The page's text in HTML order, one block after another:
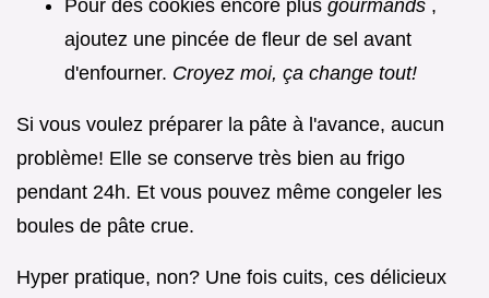
Pour des cookies encore plus gourmands ,
ajoutez une pincée de fleur de sel avant
d'enfourner. Croyez moi, ça change tout!
Si vous voulez préparer la pâte à l'avance, aucun
problème! Elle se conserve très bien au frigo
pendant 24h. Et vous pouvez même congeler les
boules de pâte crue.
Hyper pratique, non? Une fois cuits, ces délicieux